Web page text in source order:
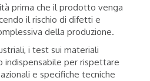
prima che il prodotto venga
il rischio di difetti e
della produzione.
i test sui materiali
indispensabile per rispettare
e specifiche tecniche